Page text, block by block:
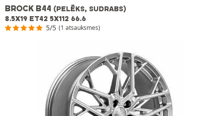
BROCK B44 (PELĒKS, SUDRABS)
8.5X19 ET42 5X112 66.6
5/5 (1 atsauksmes)